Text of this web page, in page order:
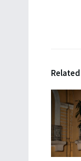
Related